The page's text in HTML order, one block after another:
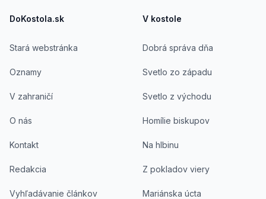
Bratislave.
DoKostola.sk
Stará webstránka
Oznamy
V zahraničí
O nás
Kontakt
Redakcia
Vyhľadávanie článkov
V kostole
Dobrá správa dňa
Svetlo zo západu
Svetlo z východu
Homílie biskupov
Na hlbinu
Z pokladov viery
Mariánska úcta